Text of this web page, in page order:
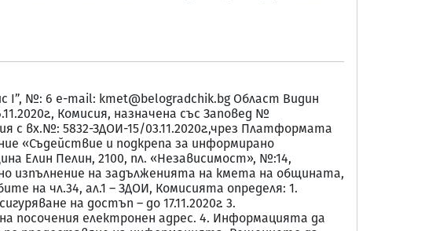
І”, №: 6 e-mail: kmet@belogradchik.bg Област Видин
Комисия, назначена със Заповед №
с вх.№: 5832-ЗДОИ-15/03.11.2020г.,чрез Платформата
«Съдействие и подкрепа за информирано
Елин Пелин, 2100, пл. «Независимост», №:14,
изпълнение на задълженията на кмета на общината,
на чл.34, ал.1 – ЗДОИ, Комисията определя: 1.
на достъп – до 17.11.2020г. 3.
пoсочения електронен адрес. 4. Информацията да